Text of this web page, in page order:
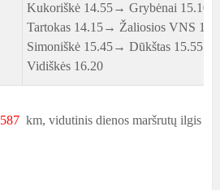
Kukoriškė 14.55→ Grybėnai
Tartokas 14.15→ Žaliosios VNS
Simoniškė 15.45→ Dūkštas 15.55→
Vidiškės 16.20
587 km, vidutinis dienos maršrutų ilgis